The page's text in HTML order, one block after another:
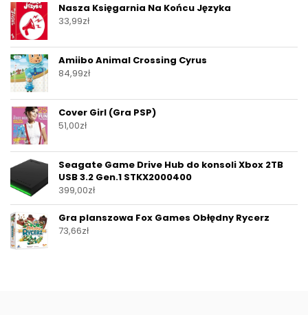
Nasza Księgarnia Na Końcu Języka
33,99zł
Amiibo Animal Crossing Cyrus
84,99zł
Cover Girl (Gra PSP)
51,00zł
Seagate Game Drive Hub do konsoli Xbox 2TB
USB 3.2 Gen.1 STKX2000400
399,00zł
Gra planszowa Fox Games Obłędny Rycerz
73,66zł